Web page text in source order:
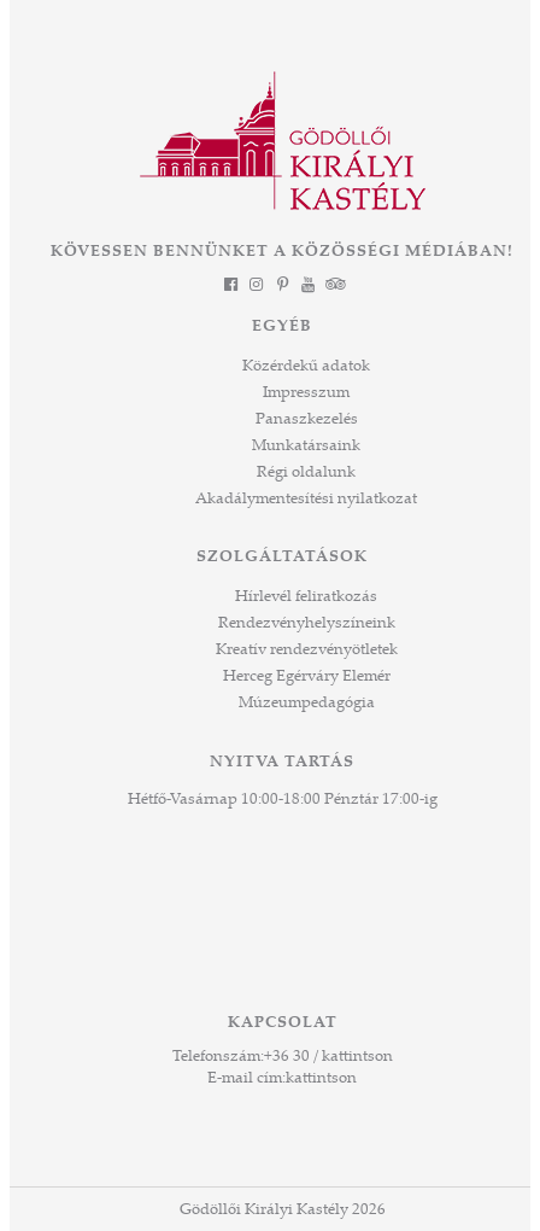
KÖVESSEN BENNÜNKET A KÖZÖSSÉGI MÉDIÁBAN!
EGYÉB
Közérdekű adatok
Impresszum
Panaszkezelés
Munkatársaink
Régi oldalunk
Akadálymentesítési nyilatkozat
SZOLGÁLTATÁSOK
Hírlevél feliratkozás
Rendezvényhelyszíneink
Kreatív rendezvényötletek
Herceg Egérváry Elemér
Múzeumpedagógia
NYITVA TARTÁS
Hétfő-Vasárnap 10:00-18:00 Pénztár 17:00-ig
KAPCSOLAT
Telefonszám:+36 30 / kattintson
E-mail cím:kattintson
Gödöllői Királyi Kastély 2026